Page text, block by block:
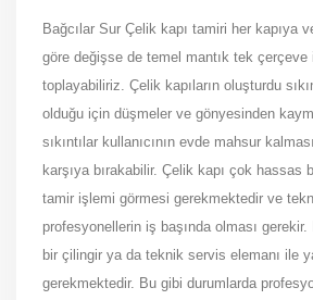
Bağcılar Sur Çelik kapı tamiri her kapıya
göre değişse de temel mantık tek çerçeve
toplayabiliriz. Çelik kapıların oluşturdu
olduğu için düşmeler ve gönyesinden
sıkıntılar kullanıcının evde mahsur
karşıya bırakabilir. Çelik kapı çok hassas
tamir işlemi görmesi gerekmektedir ve
profesyonellerin iş başında olması
bir çilingir ya da teknik servis elemanı ile
gerekmektedir. Bu gibi durumlarda